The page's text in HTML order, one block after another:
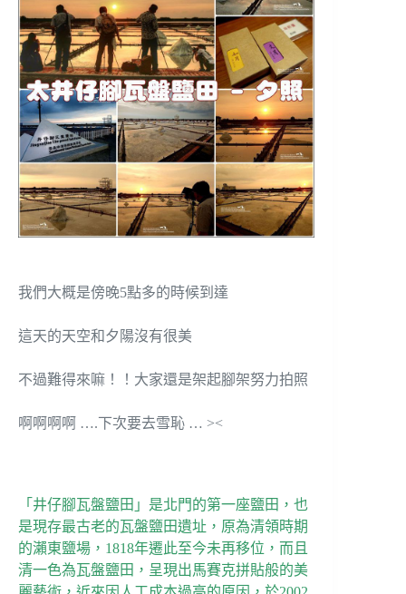
我們大概是傍晚5點多的時候到達
這天的天空和夕陽沒有很美
不過難得來嘛！！大家還是架起腳架努力拍照
啊啊啊啊 ….下次要去雪恥 … ><
「井仔腳瓦盤鹽田」是北門的第一座鹽田，也
是現存最古老的瓦盤鹽田遺址， 原為清領時期
的瀨東鹽場，1818年遷此至今未再移位， 而且
清一色為瓦盤鹽田，呈現出馬賽克拼貼般的美